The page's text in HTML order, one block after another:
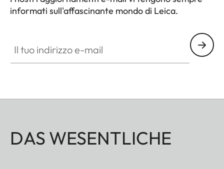
informati sull'affascinante mondo di Leica.
DAS WESENTLICHE